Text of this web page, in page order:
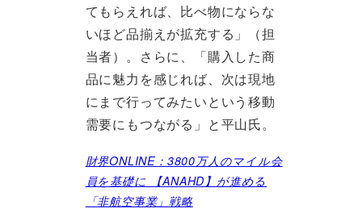
てもらえれば、比べ物にならな
いほど品揃えが拡充する」（担
当者）。さらに、「購入した商
品に魅力を感じれば、次は現地
にまで行ってみたいという移動
需要にもつながる」と平山氏。
財界ONLINE：3800万人のマイル会
員を基礎に 【ANAHD】が進める
「非航空事業」戦略